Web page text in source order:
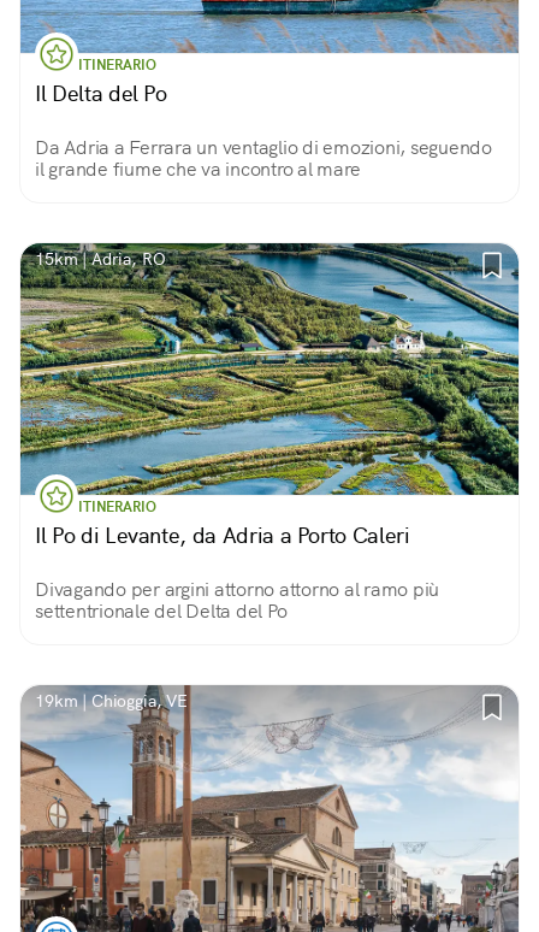
ITINERARIO
Il Delta del Po
Da Adria a Ferrara un ventaglio di emozioni, seguendo
il grande fiume che va incontro al mare
15km | Adria, RO
ITINERARIO
Il Po di Levante, da Adria a Porto Caleri
Divagando per argini attorno attorno al ramo più
settentrionale del Delta del Po
19km | Chioggia, VE